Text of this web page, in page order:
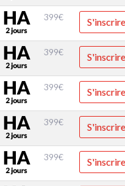
399€ S'inscrire
399€ S'inscrire
399€ S'inscrire
399€ S'inscrire
399€ S'inscrire